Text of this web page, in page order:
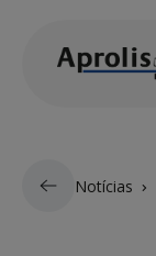
Notícias